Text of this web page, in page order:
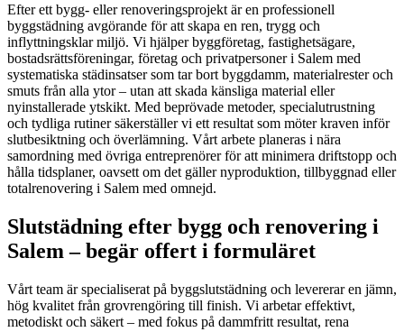
Efter ett bygg- eller renoveringsprojekt är en professionell
byggstädning avgörande för att skapa en ren, trygg och
inflyttningsklar miljö. Vi hjälper byggföretag, fastighetsägare,
bostadsrättsföreningar, företag och privatpersoner i Salem med
systematiska städinsatser som tar bort byggdamm, materialrester och
smuts från alla ytor – utan att skada känsliga material eller
nyinstallerade ytskikt. Med beprövade metoder, specialutrustning
och tydliga rutiner säkerställer vi ett resultat som möter kraven inför
slutbesiktning och överlämning. Vårt arbete planeras i nära
samordning med övriga entreprenörer för att minimera driftstopp och
hålla tidsplaner, oavsett om det gäller nyproduktion, tillbyggnad eller
totalrenovering i Salem med omnejd.
Slutstädning efter bygg och renovering i
Salem – begär offert i formuläret
Vårt team är specialiserat på byggslutstädning och levererar en jämn,
hög kvalitet från grovrengöring till finish. Vi arbetar effektivt,
metodiskt och säkert – med fokus på dammfritt resultat, rena